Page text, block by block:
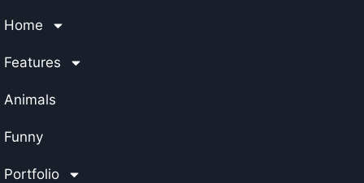
Home
Features
Animals
Funny
Portfolio